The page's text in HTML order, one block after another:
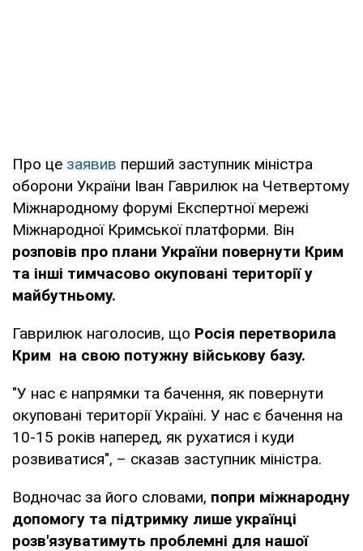
Про це заявив перший заступник міністра
оборони України Іван Гаврилюк на Четвертому
Міжнародному форумі Експертної мережі
Міжнародної Кримської платформи. Він
розповів про плани України повернути Крим
та інші тимчасово окуповані території у
майбутньому.
Гаврилюк наголосив, що Росія перетворила
Крим на свою потужну військову базу.
"У нас є напрямки та бачення, як повернути
окуповані території Україні. У нас є бачення на
10-15 років наперед, як рухатися і куди
розвиватися", – сказав заступник міністра.
Водночас за його словами, попри міжнародну
допомогу та підтримку лише українці
розв'язуватимуть проблемні для нашої